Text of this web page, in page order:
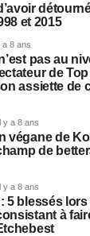
et 2015
a 8 ans
pas au
de
assiette de
y a 8 ans
végane de
de
y a 8 ans
5 blessés
à